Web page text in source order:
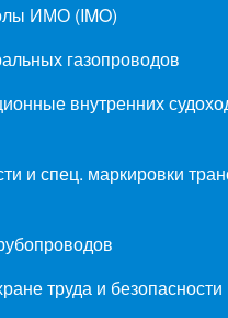
ИМО (IMO)
газопроводов
внутренних
и спец. маркировки
труда и безопасности